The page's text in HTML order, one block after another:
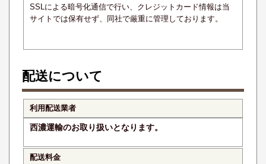
SSLによる暗号化通信で行い、クレジットカード情報は当
サイトでは保有せず、同社で厳重に管理しております。
配送について
利用配送業者
西濃運輸のお取り扱いとなります。
配送料金